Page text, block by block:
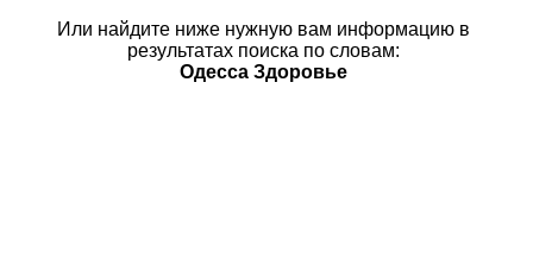
Или найдите ниже нужную вам информацию в
результатах поиска по словам:
Одесса Здоровье